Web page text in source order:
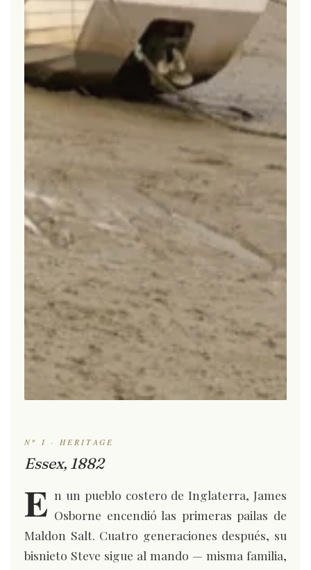
Nº I · HERITAGE
Essex, 1882
E n un pueblo costero de Inglaterra, James
Osborne encendió las primeras pailas de
Maldon Salt. Cuatro generaciones después, su
bisnieto Steve sigue al mando — misma familia,